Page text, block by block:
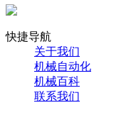
快捷导航
关于我们
机械自动化
机械百科
联系我们